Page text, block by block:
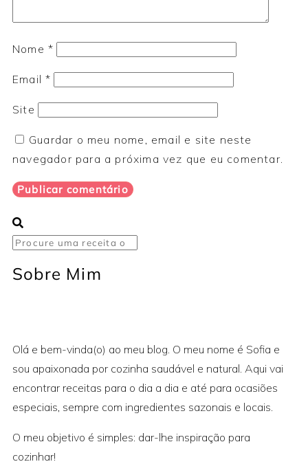
Nome *
Email*
Site
Guardar o meu nome, email e site neste
navegador para a próxima vez que eu comentar.
Sobre Mim
Olá e bem-vinda(o) ao meu blog. O meu nome é Sofia e
sou apaixonada por cozinha saudável e natural. Aqui vai
encontrar receitas para o dia a dia e até para ocasiões
especiais, sempre com ingredientes sazonais e locais.
O meu objetivo é simples: dar-lhe inspiração para
cozinhar!